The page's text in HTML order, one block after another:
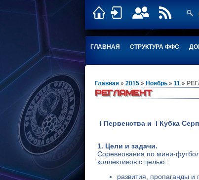
ГЛАВНАЯ СТРУКТУРА ФФС
Главная » 2015 » Ноябрь » 11 »
РЕГЛАМЕНТ
I Первенства и I Кубка
1. Цели и задачи.
Соревнования по мини-
коллективов с целью:
развития, пропаганды